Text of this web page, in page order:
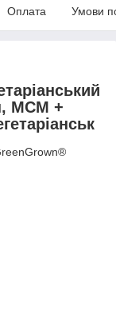
Оплата Умови
МСМ +